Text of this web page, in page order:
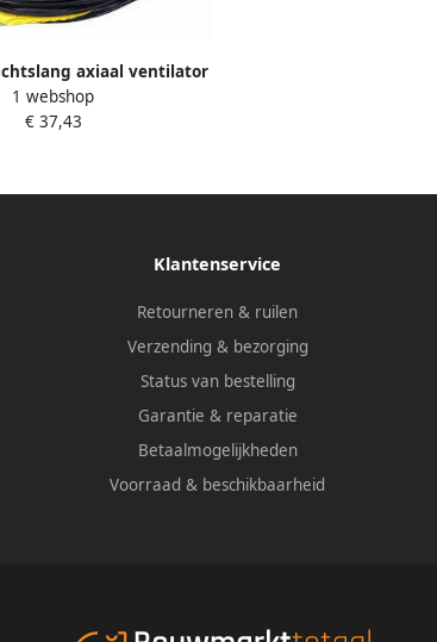
axiaal ventilator
incl. slangenklem
SBLFD25cx10m
1 webshop
€ 37,43
Klantenservice
Retourneren & ruilen
Verzending & bezorging
Status van bestelling
Garantie & reparatie
Betaalmogelijkheden
Voorraad & beschikbaarheid